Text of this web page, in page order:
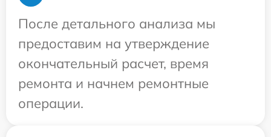
После детального анализа мы
предоставим на утверждение
окончательный расчет, время
ремонта и начнем ремонтные
операции.